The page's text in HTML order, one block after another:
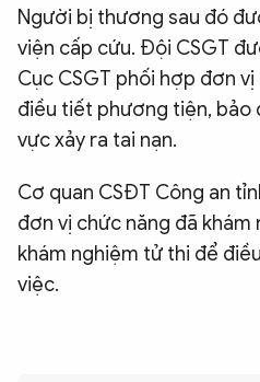
Người bị thương sau đó
viện cấp cứu. Đội CSGT
Cục CSGT phối hợp đơn
điều tiết phương tiện, bảo
vực xảy ra tai nạn.
Cơ quan CSĐT Công an
đơn vị chức năng đã
khám nghiệm tử thi để
việc.